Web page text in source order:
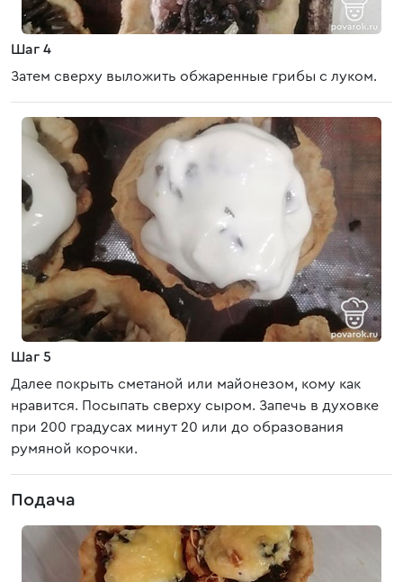
Шаг 4
Затем сверху выложить обжаренные грибы с луком.
Шаг 5
Далее покрыть сметаной или майонезом, кому как
нравится. Посыпать сверху сыром. Запечь в духовке
при 200 градусах минут 20 или до образования
румяной корочки.
Подача